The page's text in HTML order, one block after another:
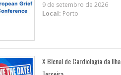
9 de setembro de 2026
Local: Porto
X BIenal de Cardiologia da Ilha